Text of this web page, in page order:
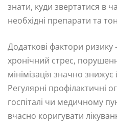
знати, куди звертатися в
необхідні препарати та
Додаткові фактори
хронічний стрес,
мінімізація значно
Регулярні профілактичні
госпіталі чи медичному
вчасно коригувати